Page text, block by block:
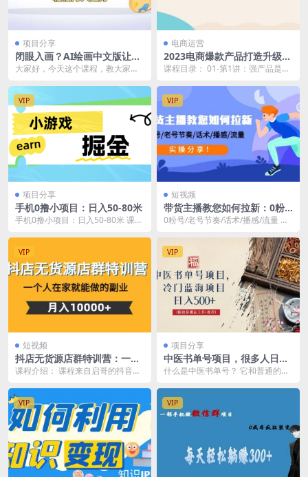
项目分享
闭眼入画？AI绘画中文版让你
轻松入门！小白也能10秒一键
大家好，今天这个课程，教大家使
够轻松上手！说到A...
电商运营
2023电商爆款产品打造升级
课：爆款策划/思维升级/打造
课程目录： 01-第1讲：强产品是商
讲：...
VIP
项目分享
手机0撸小项目：日入50-80米
手机0撸小项目：日入50-80米 课程
绍 小游戏...
VIP
短视频
带货主播教您如何拉新：0粉
号/老号节奏/话术/播感/流
0粉号/老号节奏/话术/播感/流量 课
m...
VIP
短视频
抖店无货源店群特训营：一个
人在家就能做的副业
课程介绍： 课程来自启哥的抖音小
抖音小店都没做过，...
VIP
项目分享
中医书单号项目，很多人日入
500 ，其他地方收费3000 ，
什么是中医书单号？ 它和普通的书
通过短视频平台，...
VIP VIP